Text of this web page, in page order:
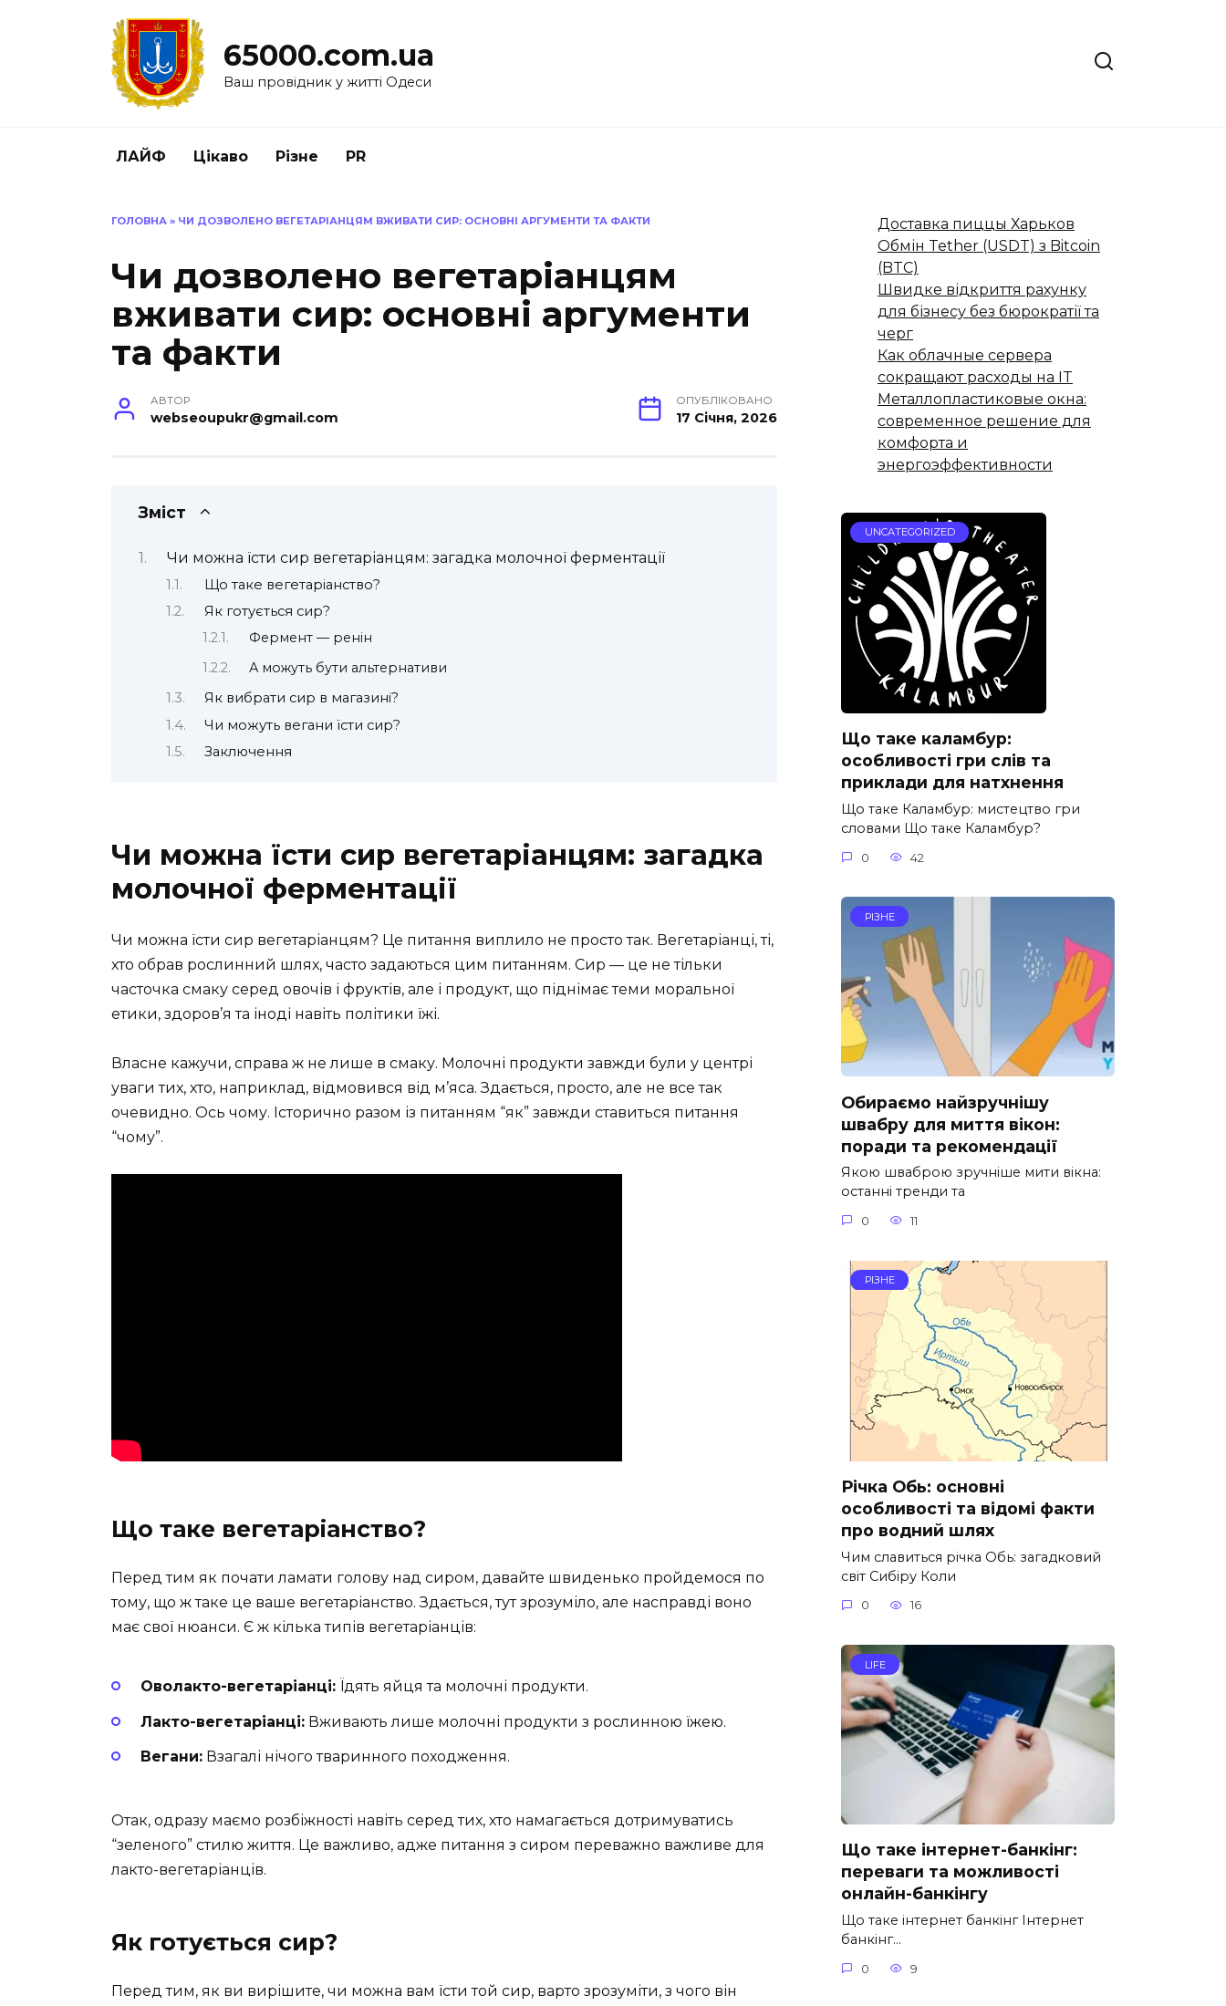
65000.com.ua
Ваш провідник у житті Одеси
ЛАЙФ Цікаво Різне PR
ГОЛОВНА » ЧИ ДОЗВОЛЕНО ВЕГЕТАРІАНЦЯМ ВЖИВАТИ СИР: ОСНОВНІ АРГУМЕНТИ ТА ФАКТИ
Чи дозволено вегетаріанцям
вживати сир: основні аргументи
та факти
АВТОР
webseoupukr@gmail.com
ОПУБЛІКОВАНО
17 Січня, 2026
Зміст
Чи можна їсти сир вегетаріанцям: загадка молочної ферментації
Що таке вегетаріанство?
Як готується сир?
Фермент — ренін
А можуть бути альтернативи
Як вибрати сир в магазині?
Чи можуть вегани їсти сир?
Заключення
Чи можна їсти сир вегетаріанцям: загадка
молочної ферментації
Чи можна їсти сир вегетаріанцям? Це питання виплило не просто так. Вегетаріанці, ті,
хто обрав рослинний шлях, часто задаються цим питанням. Сир — це не тільки
часточка смаку серед овочів і фруктів, але і продукт, що піднімає теми моральної
етики, здоров’я та іноді навіть політики їжі.
Власне кажучи, справа ж не лише в смаку. Молочні продукти завжди були у центрі
уваги тих, хто, наприклад, відмовився від м’яса. Здається, просто, але не все так
очевидно. Ось чому. Історично разом із питанням “як” завжди ставиться питання
“чому”.
Що таке вегетаріанство?
Перед тим як почати ламати голову над сиром, давайте швиденько пройдемося по
тому, що ж таке це ваше вегетаріанство. Здається, тут зрозуміло, але насправді воно
має свої нюанси. Є ж кілька типів вегетаріанців:
Оволакто-вегетаріанці: Їдять яйця та молочні продукти.
Лакто-вегетаріанці: Вживають лише молочні продукти з рослинною їжею.
Вегани: Взагалі нічого тваринного походження.
Отак, одразу маємо розбіжності навіть серед тих, хто намагається дотримуватись
“зеленого” стилю життя. Це важливо, адже питання з сиром переважно важливе для
лакто-вегетаріанців.
Як готується сир?
Перед тим, як ви вирішите, чи можна вам їсти той сир, варто зрозуміти, з чого він
Доставка пиццы Харьков
Обмін Tether (USDT) з Bitcoin
(BTC)
Швидке відкриття рахунку
для бізнесу без бюрократії та
черг
Как облачные сервера
сокращают расходы на IT
Металлопластиковые окна:
современное решение для
комфорта и
энергоэффективности
UNCATEGORIZED
Що таке каламбур:
особливості гри слів та
приклади для натхнення
Що таке Каламбур: мистецтво гри
словами Що таке Каламбур?
0 42
РІЗНЕ
Обираємо найзручнішу
швабру для миття вікон:
поради та рекомендації
Якою шваброю зручніше мити вікна:
останні тренди та
0 11
РІЗНЕ
Річка Обь: основні
особливості та відомі факти
про водний шлях
Чим славиться річка Обь: загадковий
світ Сибіру Коли
0 16
LIFE
Що таке інтернет-банкінг:
переваги та можливості
онлайн-банкінгу
Що таке інтернет банкінг Інтернет
банкінг…
0 9